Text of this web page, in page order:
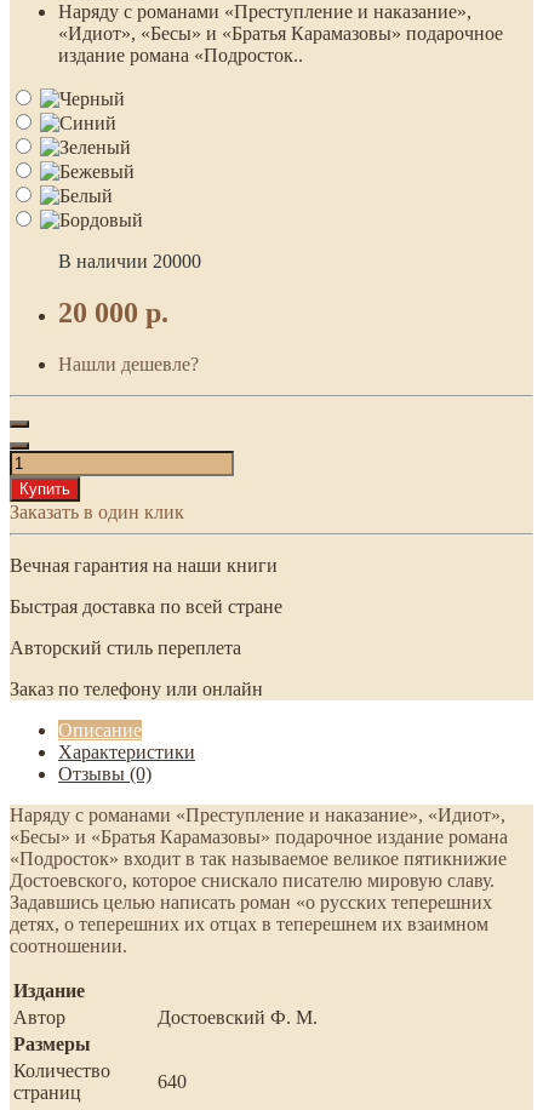
Наряду с романами «Преступление и наказание»,
«Идиот», «Бесы» и «Братья Карамазовы» подарочное
издание романа «Подросток..
В наличии 20000
20 000 р.
Нашли дешевле?
Купить
Заказать в один клик
Вечная гарантия на наши книги
Быстрая доставка по всей стране
Авторский стиль переплета
Заказ по телефону или онлайн
Описание
Характеристики
Отзывы (0)
Наряду с романами «Преступление и наказание», «Идиот»,
«Бесы» и «Братья Карамазовы» подарочное издание романа
«Подросток» входит в так называемое великое пятикнижие
Достоевского, которое снискало писателю мировую славу.
Задавшись целью написать роман «о русских теперешних
детях, о теперешних их отцах в теперешнем их взаимном
соотношении.
Издание
Автор
Достоевский Ф. М.
Размеры
Количество
страниц
640